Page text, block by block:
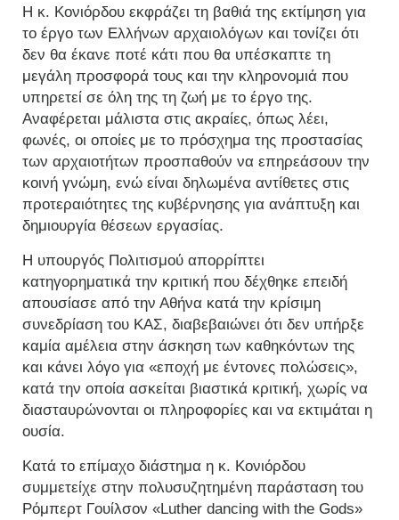
Η κ. Κονιόρδου εκφράζει τη βαθιά της εκτίμηση για
το έργο των Ελλήνων αρχαιολόγων και τονίζει ότι
δεν θα έκανε ποτέ κάτι που θα υπέσκαπτε τη
μεγάλη προσφορά τους και την κληρονομιά που
υπηρετεί σε όλη της τη ζωή με το έργο της.
Αναφέρεται μάλιστα στις ακραίες, όπως λέει,
φωνές, οι οποίες με το πρόσχημα της προστασίας
των αρχαιοτήτων προσπαθούν να επηρεάσουν την
κοινή γνώμη, ενώ είναι δηλωμένα αντίθετες στις
προτεραιότητες της κυβέρνησης για ανάπτυξη και
δημιουργία θέσεων εργασίας.
Η υπουργός Πολιτισμού απορρίπτει
κατηγορηματικά την κριτική που δέχθηκε επειδή
απουσίασε από την Αθήνα κατά την κρίσιμη
συνεδρίαση του ΚΑΣ, διαβεβαιώνει ότι δεν υπήρξε
καμία αμέλεια στην άσκηση των καθηκόντων της
και κάνει λόγο για «εποχή με έντονες πολώσεις»,
κατά την οποία ασκείται βιαστικά κριτική, χωρίς να
διασταυρώνονται οι πληροφορίες και να εκτιμάται η
ουσία.
Κατά το επίμαχο διάστημα η κ. Κονιόρδου
συμμετείχε στην πολυσυζητημένη παράσταση του
Ρόμπερτ Γουίλσον «Luther dancing with the Gods»